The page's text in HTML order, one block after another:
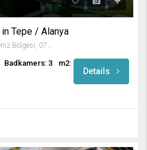
Tepe / Alanya
Badkamers: 3
m2:
Details